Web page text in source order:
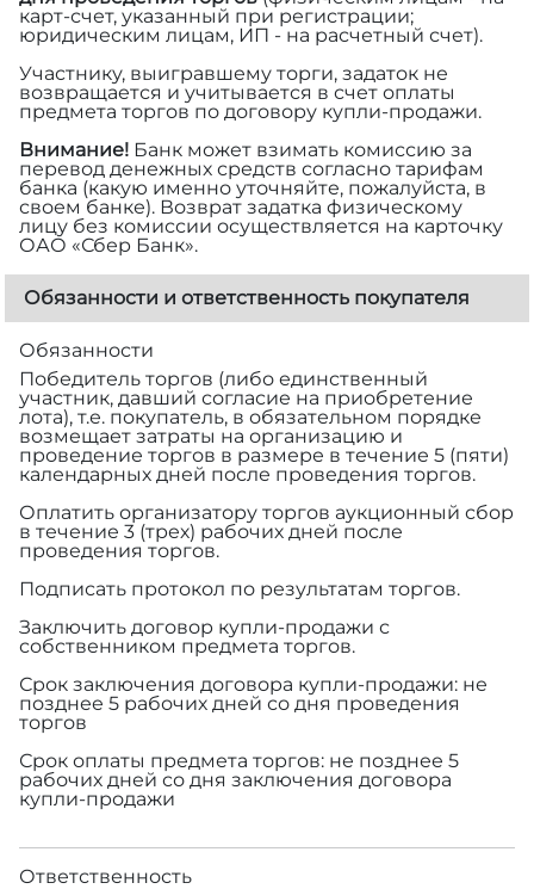
карт-счет, указанный при регистрации;
юридическим лицам, ИП - на расчетный счет).
Участнику, выигравшему торги, задаток не
возвращается и учитывается в счет оплаты
предмета торгов по договору купли-продажи.
Внимание! Банк может взимать комиссию за
перевод денежных средств согласно тарифам
банка (какую именно уточняйте, пожалуйста, в
своем банке). Возврат задатка физическому
лицу без комиссии осуществляется на карточку
ОАО «Сбер Банк».
Обязанности и ответственность покупателя
Обязанности
Победитель торгов (либо единственный
участник, давший согласие на приобретение
лота), т.е. покупатель, в обязательном порядке
возмещает затраты на организацию и
проведение торгов в размере в течение 5 (пяти)
календарных дней после проведения торгов.
Оплатить организатору торгов аукционный сбор
в течение 3 (трех) рабочих дней после
проведения торгов.
Подписать протокол по результатам торгов.
Заключить договор купли-продажи с
собственником предмета торгов.
Срок заключения договора купли-продажи: не
позднее 5 рабочих дней со дня проведения
торгов
Срок оплаты предмета торгов: не позднее 5
рабочих дней со дня заключения договора
купли-продажи
Ответственность